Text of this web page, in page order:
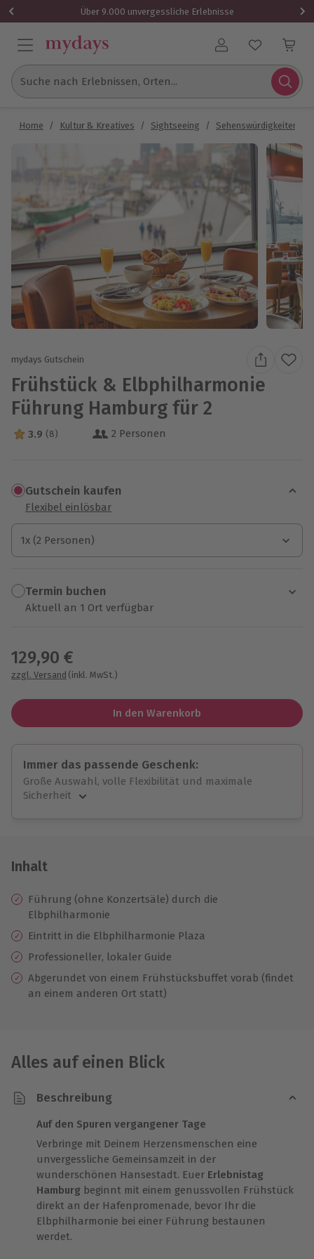
Über 9.000 unvergessliche Erlebnisse
Benutzerkonto
Suche nach Erlebnissen, Orten...
Home / Kultur & Kreatives / Sightseeing / Sehenswürdigkeiten
mydays Gutschein
Frühstück & Elbphilharmonie
Führung Hamburg für 2
3.9 Sterne von 5 aus 8 Bewertungen
3.9 (8) 2 Personen
Gutschein kaufen
Flexibel einlösbar
1x (2 Personen)
1x (2 Personen)
1x (2 Personen)
Termin buchen
Aktuell an 1 Ort verfügbar
129,90 €
zzgl. Versand (inkl. MwSt.)
In den Warenkorb
Immer das passende Geschenk:
Große Auswahl, volle Flexibilität und maximale
Sicherheit
Jeder Gutschein für alle Erlebnisse einlösbar.
10 Jahre gültig & verlängerbar.
Inhalt
Führung (ohne Konzertsäle) durch die
Elbphilharmonie
Eintritt in die Elbphilharmonie Plaza
Professioneller, lokaler Guide
Abgerundet von einem Frühstücksbuffet vorab (findet
an einem anderen Ort statt)
Alles auf einen Blick
Beschreibung
Auf den Spuren vergangener Tage
Verbringe mit Deinem Herzensmenschen eine
unvergessliche Gemeinsamzeit in der
wunderschönen Hansestadt. Euer Erlebnistag
Hamburg beginnt mit einem genussvollen Frühstück
direkt an der Hafenpromenade, bevor Ihr die
Elbphilharmonie bei einer Führung bestaunen
werdet.